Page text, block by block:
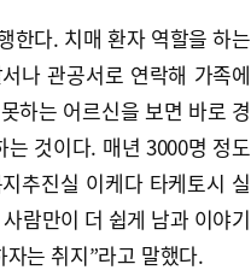
한다. 치매 환자 역할을 하는
나 관공서로 연락해 가족에
하는 어르신을 보면 바로 경
것이다. 매년 3000명 정도
추진실 이케다 타케토시 실
람만이 더 쉽게 남과 이야기
는 취지”라고 말했다.